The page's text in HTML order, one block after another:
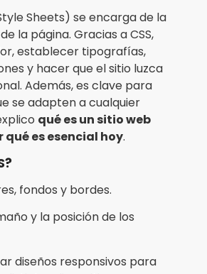
Sheets) se encarga de la
la página. Gracias a CSS,
establecer tipografías,
y hacer que el sitio luzca
Además, es clave para
se adapten a cualquier
qué es un sitio web
qué es esencial hoy.
fondos y bordes.
y la posición de los
diseños responsivos para